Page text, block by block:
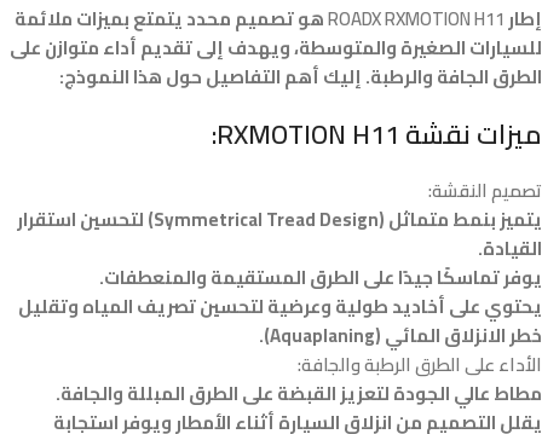
إطارROADX RXMOTION H11هو تصميم محدد يتمتع بميزات ملائمة
للسيارات الصغيرة والمتوسطة، ويهدف إلى تقديم أداء متوازن على
الطرق الجافة والرطبة. إليك أهم التفاصيل حول هذا النموذج:
ميزات نقشة RXMOTION H11:
تصميم النقشة:
يتميز بنمط متماثل (Symmetrical Tread Design) لتحسين استقرار
القيادة.
يوفر تماسكًا جيدًا على الطرق المستقيمة والمنعطفات.
يحتوي على أخاديد طولية وعرضية لتحسين تصريف المياه وتقليل
خطر الانزلاق المائي (Aquaplaning).
الأداء على الطرق الرطبة والجافة:
مطاط عالي الجودة لتعزيز القبضة على الطرق المبللة والجافة.
يقلل التصميم من انزلاق السيارة أثناء الأمطار ويوفر استجابة